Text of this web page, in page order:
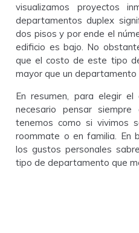
visualizamos proyectos
departamentos duplex
dos pisos y por ende el
edificio es bajo. No
que el costo de este tipo
mayor que un departamento
En resumen, para elegir
necesario pensar
tenemos como si vivimos
roommate o en familia. En
los gustos personales
tipo de departamento que